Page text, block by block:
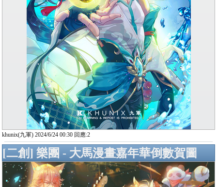
khunix(九軍) 2024/6/24 00:30 回應:2
[二創] 樂團 - 大馬漫畫嘉年華倒數賀圖